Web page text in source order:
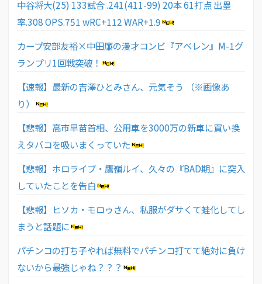
中谷将大(25) 133試合 .241(411-99) 20本 61打点 出塁
率.308 OPS.751 wRC+112 WAR+1.9
カープ安部友裕×中田廉の漫才コンビ『アベレン』M-1グ
ランプリ1回戦突破！
【速報】最新の吉澤ひとみさん、元気そう （※画像あ
り）
【悲報】高市早苗首相、公用車を3000万の新車に買い換
えタバコを吸いまくっていた
【悲報】ホロライブ・鷹嶺ルイ、久々の『BAD期』に突入
していたことを告白
【悲報】ヒソカ・モロゥさん、私服がダサくて蛙化してし
まうと話題に
パチンコの打ち子やれば無料でパチンコ打てて絶対に負け
ないから最強じゃね？？？